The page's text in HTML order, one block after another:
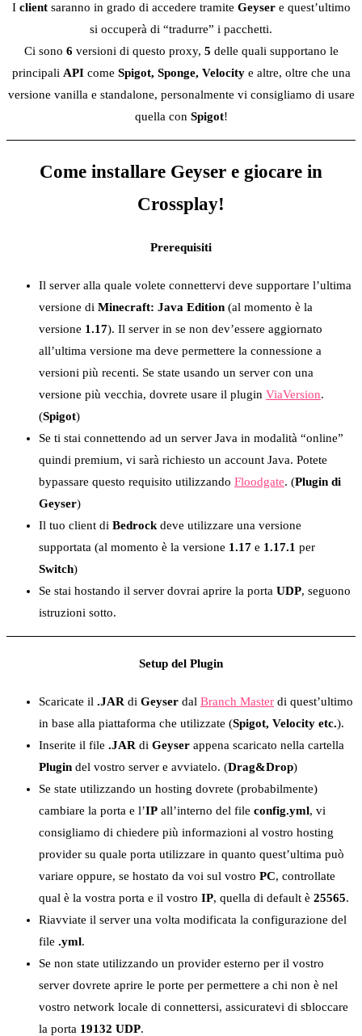
Iclientsaranno in grado di accedere tramite Geysere quest’ultimo
si occuperà di “tradurre” i pacchetti.
Ci sono 6 versioni di questo proxy, 5 delle quali supportano le
principali API come Spigot, Sponge, Velocitye altre, oltre che una
versione vanilla e standalone, personalmente vi consigliamo di usare
quella con Spigot!
Come installare Geyser e giocare in
Crossplay!
Prerequisiti
Il server alla quale volete connettervi deve supportare l’ultima
versione di Minecraft: Java Edition (al momento è la
versione 1.17). Il server in se non dev’essere aggiornato
all’ultima versione ma deve permettere la connessione a
versioni più recenti. Se state usando un server con una
versione più vecchia, dovrete usare il plugin ViaVersion.
(Spigot)
Se ti stai connettendo ad un server Java in modalità “online”
quindi premium, vi sarà richiesto un account Java. Potete
bypassare questo requisito utilizzando Floodgate. (Plugin di
Geyser)
Il tuo client di Bedrock deve utilizzare una versione
supportata (al momento è la versione 1.17 e 1.17.1 per
Switch)
Se stai hostando il server dovrai aprire la porta UDP, seguono
istruzioni sotto.
Setup del Plugin
Scaricate il .JAR di Geyser dal Branch Master di quest’ultimo
in base alla piattaforma che utilizzate (Spigot, Velocity etc.).
Inserite il file .JAR di Geyser appena scaricato nella cartella
Plugin del vostro server e avviatelo. (Drag&Drop)
Se state utilizzando un hosting dovrete (probabilmente)
cambiare la porta e l’IP all’interno del file config.yml, vi
consigliamo di chiedere più informazioni al vostro hosting
provider su quale porta utilizzare in quanto quest’ultima può
variare oppure, se hostato da voi sul vostro PC, controllate
qual è la vostra porta e il vostro IP, quella di default è 25565.
Riavviate il server una volta modificata la configurazione del
file .yml.
Se non state utilizzando un provider esterno per il vostro
server dovrete aprire le porte per permettere a chi non è nel
vostro network locale di connettersi, assicuratevi di sbloccare
la porta 19132 UDP.